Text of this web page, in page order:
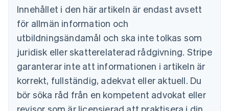
Innehållet i den här artikeln är endast avsett
för allmän information och
utbildningsändamål och ska inte tolkas som
juridisk eller skatterelaterad rådgivning. Stripe
garanterar inte att informationen i artikeln är
korrekt, fullständig, adekvat eller aktuell. Du
bör söka råd från en kompetent advokat eller
Bulgarien
English
Cypern
English
Danmark
English
Estland
Fastlandskina
简体中文English
Finland